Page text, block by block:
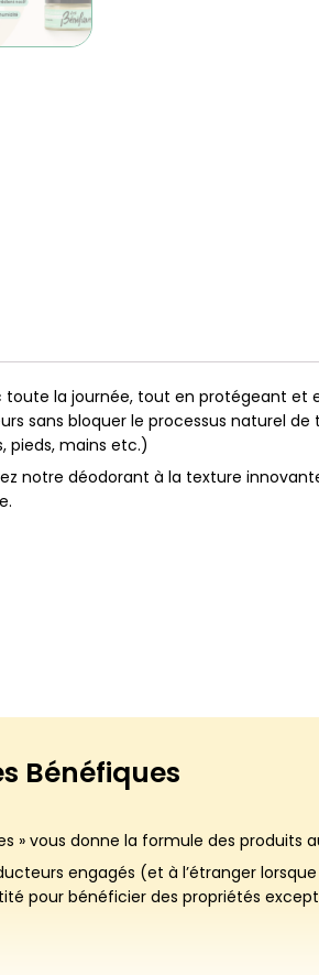
la journée, tout en protégeant et
sans bloquer le processus naturel de
pieds, mains etc.)
notre déodorant à la texture
Bénéfiques
» vous donne la formule des produits
engagés (et à l’étranger
pour bénéficier des propriétés